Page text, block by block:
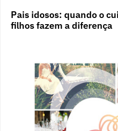
Pais idosos: quando o
filhos fazem a diferença